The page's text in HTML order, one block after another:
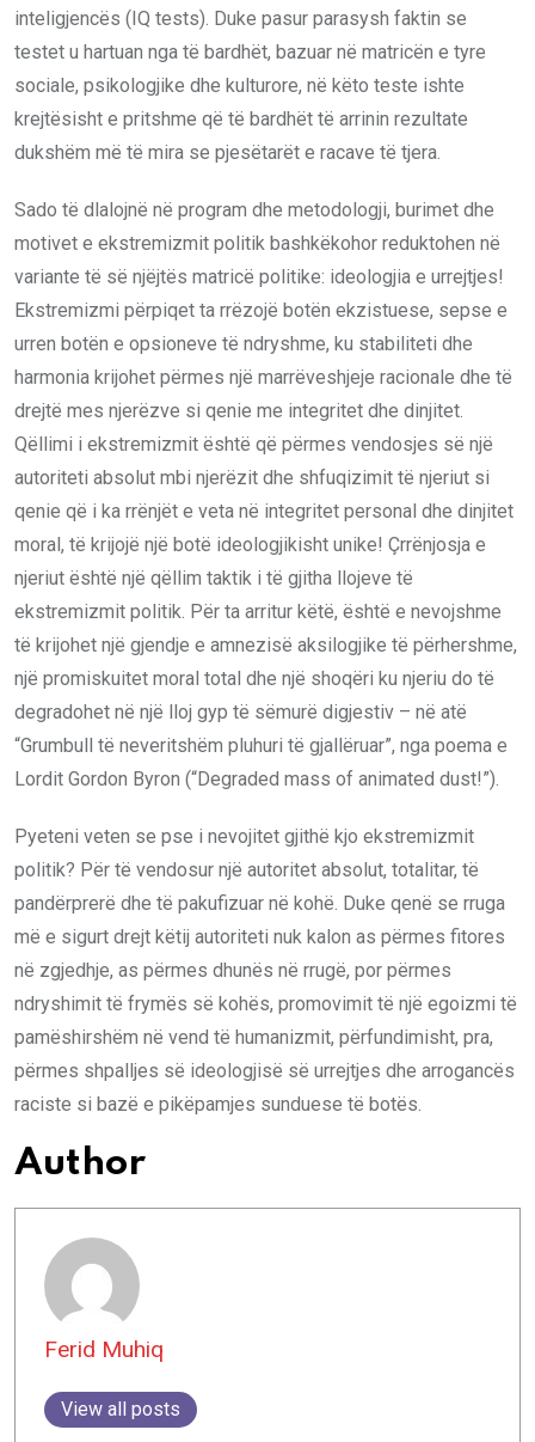
inteligjencës (IQ tests). Duke pasur parasysh faktin se
testet u hartuan nga të bardhët, bazuar në matricën e tyre
sociale, psikologjike dhe kulturore, në këto teste ishte
krejtësisht e pritshme që të bardhët të arrinin rezultate
dukshëm më të mira se pjesëtarët e racave të tjera.
Sado të dlalojnë në program dhe metodologji, burimet dhe
motivet e ekstremizmit politik bashkëkohor reduktohen në
variante të së njëjtës matricë politike: ideologjia e urrejtjes!
Ekstremizmi përpiqet ta rrëzojë botën ekzistuese, sepse e
urren botën e opsioneve të ndryshme, ku stabiliteti dhe
harmonia krijohet përmes një marrëveshjeje racionale dhe të
drejtë mes njerëzve si qenie me integritet dhe dinjitet.
Qëllimi i ekstremizmit është që përmes vendosjes së një
autoriteti absolut mbi njerëzit dhe shfuqizimit të njeriut si
qenie që i ka rrënjët e veta në integritet personal dhe dinjitet
moral, të krijojë një botë ideologjikisht unike! Çrrënjosja e
njeriut është një qëllim taktik i të gjitha llojeve të
ekstremizmit politik. Për ta arritur këtë, është e nevojshme
të krijohet një gjendje e amnezisë aksilogjike të përhershme,
një promiskuitet moral total dhe një shoqëri ku njeriu do të
degradohet në një lloj gyp të sëmurë digjestiv – në atë
“Grumbull të neveritshëm pluhuri të gjallëruar”, nga poema e
Lordit Gordon Byron (“Degraded mass of animated dust!”).
Pyeteni veten se pse i nevojitet gjithë kjo ekstremizmit
politik? Për të vendosur një autoritet absolut, totalitar, të
pandërprerë dhe të pakufizuar në kohë. Duke qenë se rruga
më e sigurt drejt këtij autoriteti nuk kalon as përmes fitores
në zgjedhje, as përmes dhunës në rrugë, por përmes
ndryshimit të frymës së kohës, promovimit të një egoizmi të
pamëshirshëm në vend të humanizmit, përfundimisht, pra,
përmes shpalljes së ideologjisë së urrejtjes dhe arrogancës
raciste si bazë e pikëpamjes sunduese të botës.
Author
Ferid Muhiq
View all posts